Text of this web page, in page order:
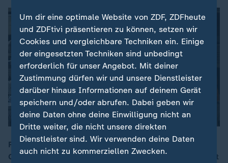
Reno ist ein echter Pantoffelheld, in der vierten
Generation und der letzte seiner Art. Im Keller befindet
Um dir eine optimale Website von ZDF, ZDFheute
und ZDFtivi präsentieren zu können, setzen wir
Cookies und vergleichbare Techniken ein. Einige
der eingesetzten Techniken sind unbedingt
erforderlich für unser Angebot. Mit deiner
Zustimmung dürfen wir und unsere Dienstleister
darüber hinaus Informationen auf deinem Gerät
speichern und/oder abrufen. Dabei geben wir
deine Daten ohne deine Einwilligung nicht an
Dritte weiter, die nicht unsere direkten
Dienstleister sind. Wir verwenden deine Daten
auch nicht zu kommerziellen Zwecken.